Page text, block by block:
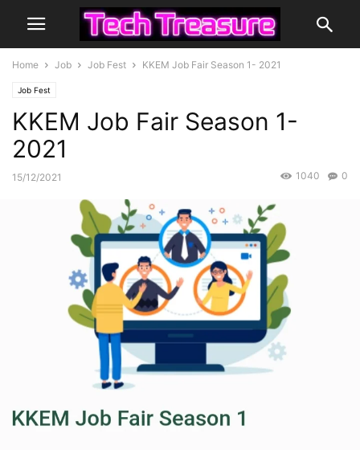
Home Job Job Fest KKEM Job Fair Season 1- 2021
Job Fest
KKEM Job Fair Season 1-
2021
15/12/2021 0
1040